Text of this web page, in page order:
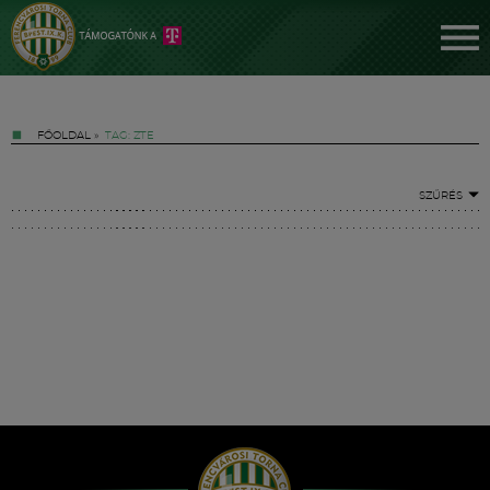
FŐOLDAL » TAG: ZTE
SZŰRÉS
Hírek